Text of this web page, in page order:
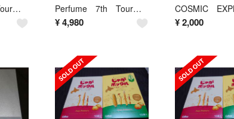
Perfume 6th Tour 2016「COSMIC EXPLORER」（… Perfume 7th Tour 2018「FUTURE POP」（初回限定盤…
¥ 4,980 ¥2,000